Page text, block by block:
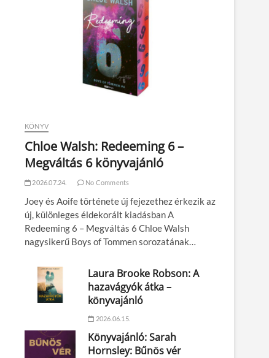
KÖNYV
Chloe Walsh: Redeeming 6 –
Megváltás 6 könyvajánló
2026.07.24. No Comments
Joey és Aoife története új fejezethez érkezik az
új, különleges éldekorált kiadásban A
Redeeming 6 – Megváltás 6 Chloe Walsh
nagysikerű Boys of Tommen sorozatának…
Laura Brooke Robson: A
hazavágyók átka –
könyvajánló
2026.06.15.
Könyvajánló: Sarah
Hornsley: Bűnös vér